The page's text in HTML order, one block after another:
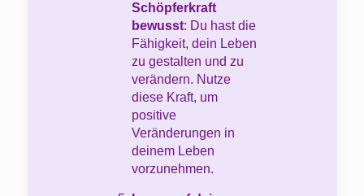
Schöpferkraft
bewusst: Du hast die
Fähigkeit, dein Leben
zu gestalten und zu
verändern. Nutze
diese Kraft, um
positive
Veränderungen in
deinem Leben
vorzunehmen.